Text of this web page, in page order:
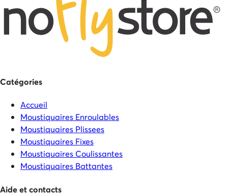
Catégories
Accueil
Moustiquaires Enroulables
Moustiquaires Plissees
Moustiquaires Fixes
Moustiquaires Coulissantes
Moustiquaires Battantes
Aide et contacts